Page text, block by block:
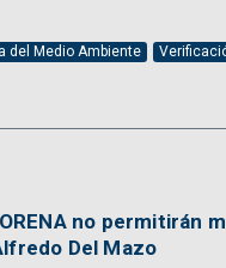
del Medio Ambiente
no permitirán
Del Mazo